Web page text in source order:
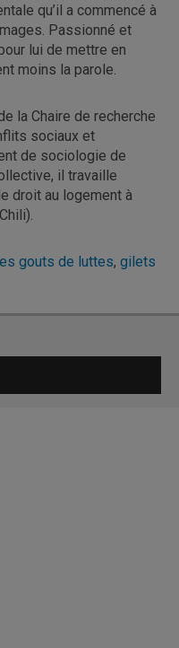
qu’il a commencé à
Passionné et
lui de mettre en
moins la parole.
la Chaire de recherche
sociaux et
de sociologie de
il travaille
droit au logement à
gouts de luttes, gilets